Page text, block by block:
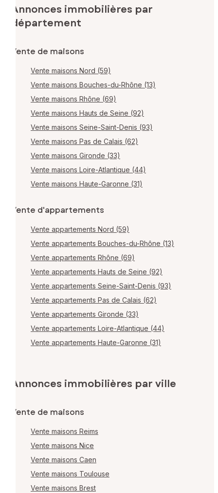
Annonces immobilières par
département
Vente de maisons
Vente maisons Nord (59)
Vente maisons Bouches-du-Rhône (13)
Vente maisons Rhône (69)
Vente maisons Hauts de Seine (92)
Vente maisons Seine-Saint-Denis (93)
Vente maisons Pas de Calais (62)
Vente maisons Gironde (33)
Vente maisons Loire-Atlantique (44)
Vente maisons Haute-Garonne (31)
Vente d'appartements
Vente appartements Nord (59)
Vente appartements Bouches-du-Rhône (13)
Vente appartements Rhône (69)
Vente appartements Hauts de Seine (92)
Vente appartements Seine-Saint-Denis (93)
Vente appartements Pas de Calais (62)
Vente appartements Gironde (33)
Vente appartements Loire-Atlantique (44)
Vente appartements Haute-Garonne (31)
Annonces immobilières par ville
Vente de maisons
Vente maisons Reims
Vente maisons Nice
Vente maisons Caen
Vente maisons Toulouse
Vente maisons Brest